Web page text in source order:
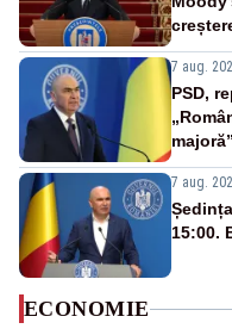
7 aug.
PSD,
majoră”
7 aug.
15:00.
ECONOMIE